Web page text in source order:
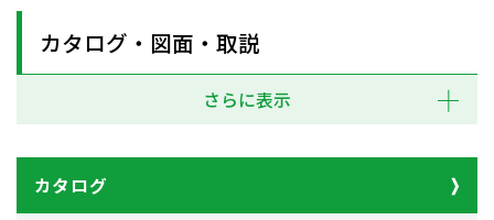
カタログ・図面・取説
さらに表示
カタログ